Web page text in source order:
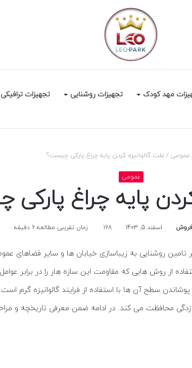
مهد کودک تجهیزات روشنایی تجهیزات ترافیکی
عمومی / علت گالوانیزه کردن پایه چراغ پارکی چیست؟
عمومی
پایه چراغ
فروش اسفند 5, 1403 168 زمان تقریبی مطالعه 6 دقیقه
روشنایی به زیباسازی خیابان ها و سایر فضاهای
از روش هایی که مقاومت این سازه هار را در برابر
سطح آن ها با استفاده از فرایند گالوانیزه گرم است.
محافظت می کند. در ادامه ضمن معرفی تاریخچه و